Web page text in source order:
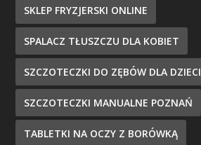
SKLEP FRYZJERSKI ONLINE
SPALACZ TŁUSZCZU DLA KOBIET
SZCZOTECZKI DO ZĘBÓW DLA DZIECI
SZCZOTECZKI MANUALNE POZNAŃ
TABLETKI NA OCZY Z BORÓWKĄ